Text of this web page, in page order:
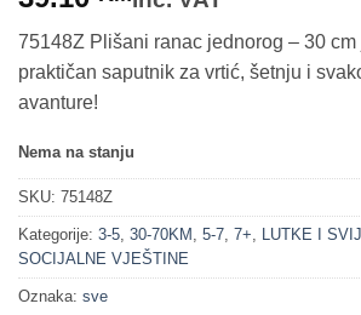
75148Z Plišani ranac jednorog – 30
praktičan saputnik za vrtić, šetnju i
avanture!
Nema na stanju
SKU: 75148Z
Kategorije: 3-5 30-70KM 5-7 7+ LUTKE I
SOCIJALNE VJEŠTINE
Oznaka: sve